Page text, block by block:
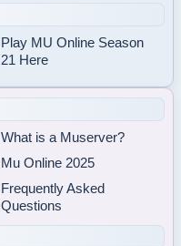
Play MU Online Season
21 Here
What is a Muserver?
Mu Online 2025
Frequently Asked
Questions